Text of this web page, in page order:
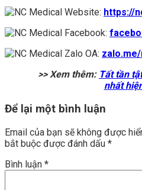
Website: https://
Facebook:
Zalo OA:
>> Xem thêm: Tất tần
nhất
Để lại một bình luận
Email của bạn sẽ không được
bắt buộc được đánh dấu *
Bình luận *